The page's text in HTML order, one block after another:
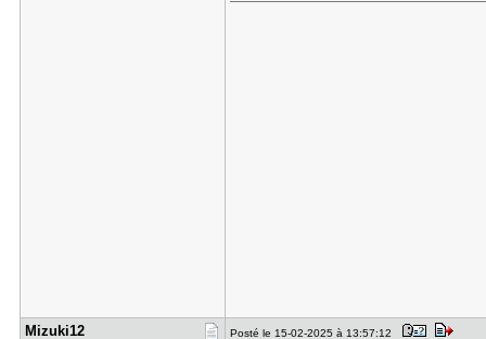
Mizuki12 Posté le 15-02-2025 à 13:57:12